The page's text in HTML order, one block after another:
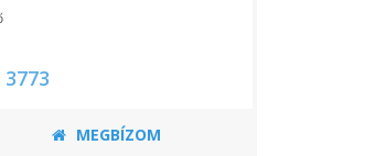
MEGBÍZOM